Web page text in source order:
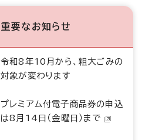
重要なお知らせ
令和8年10月から、粗大ごみの
対象が変わります
プレミアム付電子商品券の申込
は8月14日（金曜日）まで